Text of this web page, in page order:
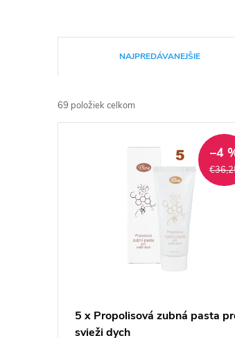
a
d
NAJPREDÁVANEJŠIE
69 položiek celkom
–4
5 x Propolisová zubná pasta
svieži dych